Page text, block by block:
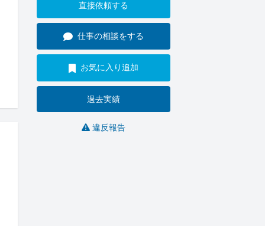
直接依頼する
仕事の相談をする
お気に入り追加
過去実績
違反報告